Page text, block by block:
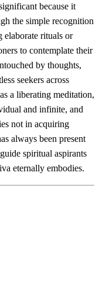
because it
the simple recognition
elaborate rituals or
to contemplate their
by thoughts,
seekers across
a liberating meditation,
and infinite, and
not in acquiring
always been present
spiritual aspirants
eternally embodies.